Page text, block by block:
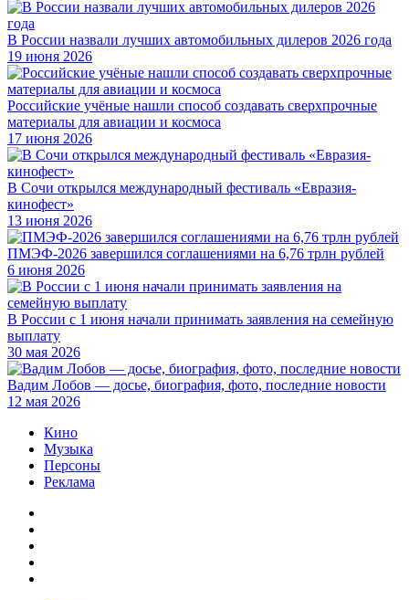
В России назвали лучших автомобильных дилеров 2026 года
19 июня 2026
Российские учёные нашли способ создавать сверхпрочные
материалы для авиации и космоса
17 июня 2026
В Сочи открылся международный фестиваль «Евразия-
кинофест»
13 июня 2026
ПМЭФ-2026 завершился соглашениями на 6,76 трлн рублей
6 июня 2026
В России с 1 июня начали принимать заявления на семейную
выплату
30 мая 2026
Вадим Лобов — досье, биография, фото, последние новости
12 мая 2026
Кино
Музыка
Персоны
Реклама